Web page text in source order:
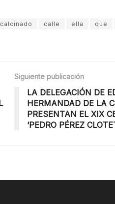
calcinado calle ella que
Siguiente publicación
LA DELEGACIÓN DE
HERMANDAD DE LA
PRESENTAN EL XIX
‘PEDRO PÉREZ